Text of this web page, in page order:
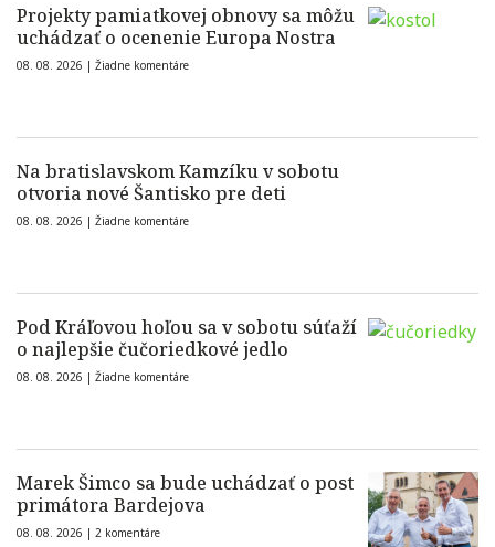
Projekty pamiatkovej obnovy sa môžu
uchádzať o ocenenie Europa Nostra
08. 08. 2026 | Žiadne komentáre
Na bratislavskom Kamzíku v sobotu
otvoria nové Šantisko pre deti
08. 08. 2026 | Žiadne komentáre
Pod Kráľovou hoľou sa v sobotu súťaží
o najlepšie čučoriedkové jedlo
08. 08. 2026 | Žiadne komentáre
Marek Šimco sa bude uchádzať o post
primátora Bardejova
08. 08. 2026 | 2 komentáre